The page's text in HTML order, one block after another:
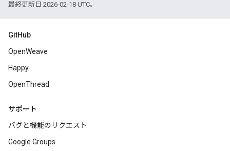
最終更新日 2026-02-18 UTC。
GitHub
OpenWeave
Happy
OpenThread
サポート
バグと機能のリクエスト
Google Groups